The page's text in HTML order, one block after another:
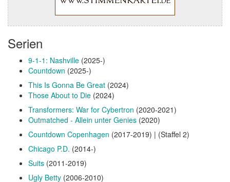
Serien
9-1-1: Nashville (2025-)
Countdown (2025-)
This Is Gonna Be Great (2024)
Those About to Die (2024)
Transformers: War for Cybertron (2020-2021)
Outmatched - Allein unter Genies (2020)
Countdown Copenhagen (2017-2019) | (Staffel 2)
Chicago P.D. (2014-)
Suits (2011-2019)
Ugly Betty (2006-2010)